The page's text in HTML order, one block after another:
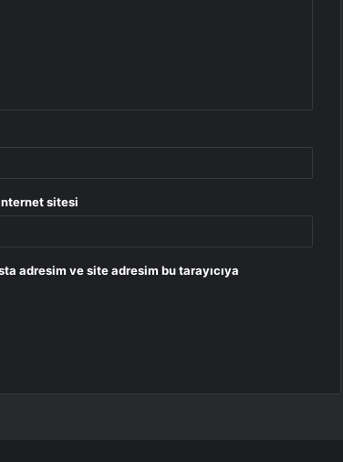
sitesi
adresim ve site adresim bu tarayıcıya